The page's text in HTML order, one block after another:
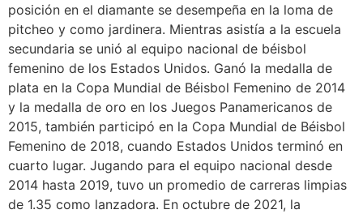
posición en el diamante se desempeña en la loma de
pitcheo y como jardinera. Mientras asistía a la escuela
secundaria se unió al equipo nacional de béisbol
femenino de los Estados Unidos. Ganó la medalla de
plata en la Copa Mundial de Béisbol Femenino de 2014
y la medalla de oro en los Juegos Panamericanos de
2015, también participó en la Copa Mundial de Béisbol
Femenino de 2018, cuando Estados Unidos terminó en
cuarto lugar. Jugando para el equipo nacional desde
2014 hasta 2019, tuvo un promedio de carreras limpias
de 1.35 como lanzadora. En octubre de 2021, la